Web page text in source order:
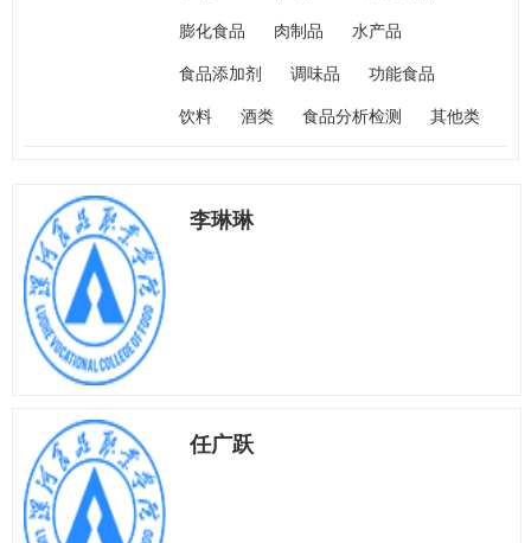
膨化食品
肉制品
水产品
食品添加剂
调味品
功能食品
饮料
酒类 食品分析检测 其他类
李琳琳
任广跃